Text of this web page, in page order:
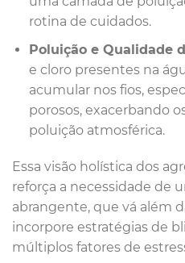
rotina de cuidados.
Poluição e Qualidade
e cloro presentes na
acumular nos fios,
porosos, exacerbando
poluição atmosférica.
Essa visão holística dos
reforça a necessidade de
abrangente, que vá além
incorpore estratégias de
múltiplos fatores de